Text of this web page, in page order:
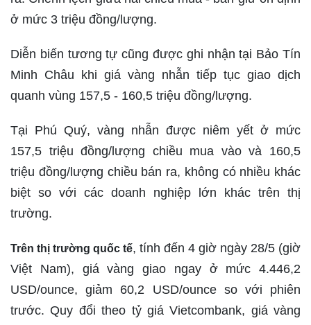
ở mức 3 triệu đồng/lượng.
Diễn biến tương tự cũng được ghi nhận tại Bảo Tín
Minh Châu khi giá vàng nhẫn tiếp tục giao dịch
quanh vùng 157,5 - 160,5 triệu đồng/lượng.
Tại Phú Quý, vàng nhẫn được niêm yết ở mức
157,5 triệu đồng/lượng chiều mua vào và 160,5
triệu đồng/lượng chiều bán ra, không có nhiều khác
biệt so với các doanh nghiệp lớn khác trên thị
trường.
Trên thị trường quốc tế, tính đến 4 giờ ngày 28/5 (giờ
Việt Nam), giá vàng giao ngay ở mức 4.446,2
USD/ounce, giảm 60,2 USD/ounce so với phiên
trước. Quy đổi theo tỷ giá Vietcombank, giá vàng